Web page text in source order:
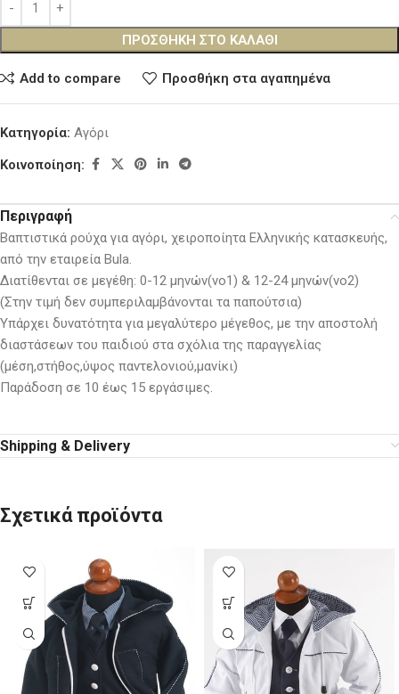
ΠΡΟΣΘΉΚΗ ΣΤΟ ΚΑΛΆΘΙ
Add to compare Προσθήκη στα αγαπημένα
Κατηγορία: Αγόρι
Κοινοποίηση:
Περιγραφή
Βαπτιστικά ρούχα για αγόρι, χειροποίητα Ελληνικής κατασκευής,
από την εταιρεία Bula.
Διατίθενται σε μεγέθη: 0-12 μηνών(νο1) & 12-24 μηνών(νο2)
(Στην τιμή δεν συμπεριλαμβάνονται τα παπούτσια)
Υπάρχει δυνατότητα για μεγαλύτερο μέγεθος, με την αποστολή
διαστάσεων του παιδιού στα σχόλια της παραγγελίας
(μέση,στήθος,ύψος παντελονιού,μανίκι)
Παράδοση σε 10 έως 15 εργάσιμες.
Shipping & Delivery
Σχετικά προϊόντα